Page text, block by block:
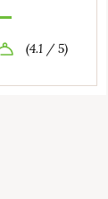
(4.1 / 5)